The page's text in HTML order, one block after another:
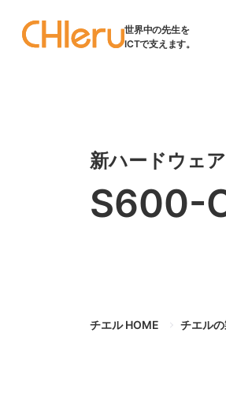
世界中の先生を
ICTで支えます。
新ハードウェ
S600-
チエル HOME チエル